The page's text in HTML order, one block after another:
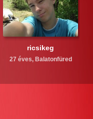
ricsikeg
27 éves, Balatonfüred